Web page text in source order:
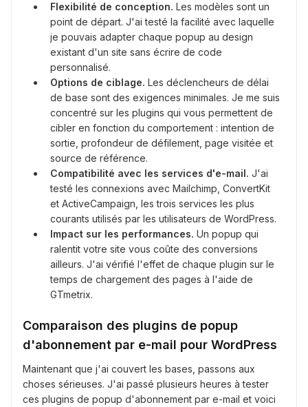
Flexibilité de conception. Les modèles sont un
point de départ. J'ai testé la facilité avec laquelle
je pouvais adapter chaque popup au design
existant d'un site sans écrire de code
personnalisé.
Options de ciblage. Les déclencheurs de délai
de base sont des exigences minimales. Je me suis
concentré sur les plugins qui vous permettent de
cibler en fonction du comportement : intention de
sortie, profondeur de défilement, page visitée et
source de référence.
Compatibilité avec les services d'e-mail. J'ai
testé les connexions avec Mailchimp, ConvertKit
et ActiveCampaign, les trois services les plus
courants utilisés par les utilisateurs de WordPress.
Impact sur les performances. Un popup qui
ralentit votre site vous coûte des conversions
ailleurs. J'ai vérifié l'effet de chaque plugin sur le
temps de chargement des pages à l'aide de
GTmetrix.
Comparaison des plugins de popup
d'abonnement par e-mail pour WordPress
Maintenant que j'ai couvert les bases, passons aux
choses sérieuses. J'ai passé plusieurs heures à tester
ces plugins de popup d'abonnement par e-mail et voici